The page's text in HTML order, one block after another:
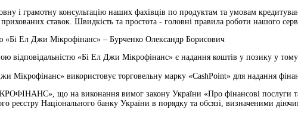
і грамотну консультацію наших фахівців по продуктам та умовам
ставок. Швидкість та простота - головні правила роботи нашого
«Бі Ел Джи Мікрофінанс» – Бурченко Олександр Борисович
відповідальністю «Бі Ел Джи Мікрофінанс» є надання коштів у позику у тому
Мікрофінанс» використовує торговельну марку «CashPoint» для надання
що на виконання вимог закону України «Про фінансові послуги та
реєстру Національного банку України в порядку та обсязі, визначеними